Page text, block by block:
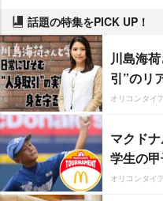
話題の特集をPICK UP！
川島海
引”のリ
オリコンタイ
マクド
学生の甲
オリコンタイ